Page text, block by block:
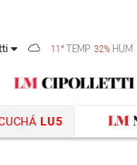
11° TEMP 32% HUM
LU5